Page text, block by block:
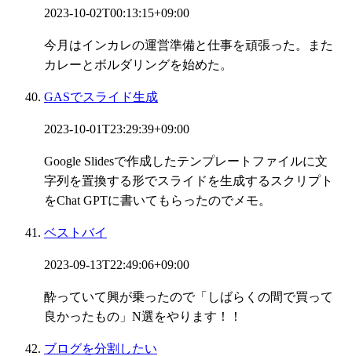
2023-10-02T00:13:15+09:00
今月はインカレの運営準備と仕事を頑張った。また
カレーとボルダリングを始めた。
GASでスライド生成
2023-10-01T23:29:39+09:00
Google Slidesで作成したテンプレートファイルに文
字列を置換する形でスライドを生成するスクリプト
をChat GPTに書いてもらったのでメモ。
ベストバイ
2023-09-13T22:49:06+09:00
酔っていて興が乗ったので「しばらくの間で買って
良かったもの」N選をやります！！
ブログを分割したい